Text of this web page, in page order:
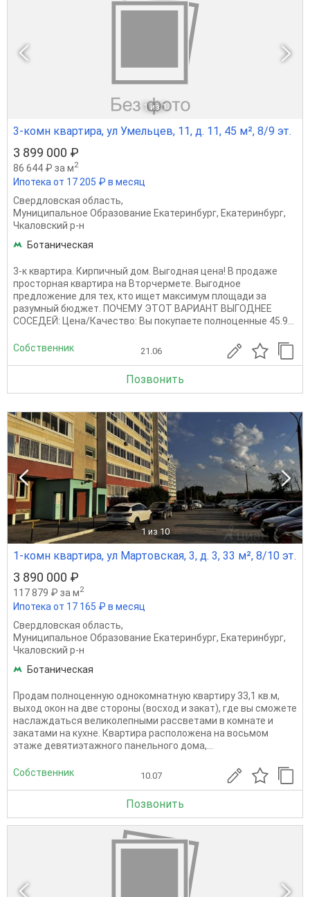
1 из 1
3-комн квартира, ул Умельцев, 11, д. 11, 45 м², 8/9 эт.
3 899 000 ₽
86 644 ₽ за м2
Ипотека от 17 205 ₽ в месяц
Свердловская область,
Муниципальное Образование Екатеринбург, Екатеринбург,
Чкаловский р-н
Ботаническая
3-к квартира. Кирпичный дом. Выгодная цена! В продаже
просторная квартира на Вторчермете. Выгодное
предложение для тех, кто ищет максимум площади за
разумный бюджет. ПОЧЕМУ ЭТОТ ВАРИАНТ ВЫГОДНЕЕ
СОСЕДЕЙ: Цена/Качество: Вы покупаете полноценные 45.9...
Собственник 21.06
Позвонить
1 из 10
1-комн квартира, ул Мартовская, 3, д. 3, 33 м², 8/10 эт.
3 890 000 ₽
117 879 ₽ за м2
Ипотека от 17 165 ₽ в месяц
Свердловская область,
Муниципальное Образование Екатеринбург, Екатеринбург,
Чкаловский р-н
Ботаническая
Продам полноценную однокомнатную квартиру 33,1 кв.м,
выход окон на две стороны (восход и закат), где вы сможете
наслаждаться великолепными рассветами в комнате и
закатами на кухне. Квартира расположена на восьмом
этаже девятиэтажного панельного дома,...
Собственник 10.07
Позвонить